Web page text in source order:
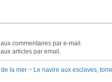
commentaires par e-mail.
articles par email.
la mer ~ Le navire aux esclaves,